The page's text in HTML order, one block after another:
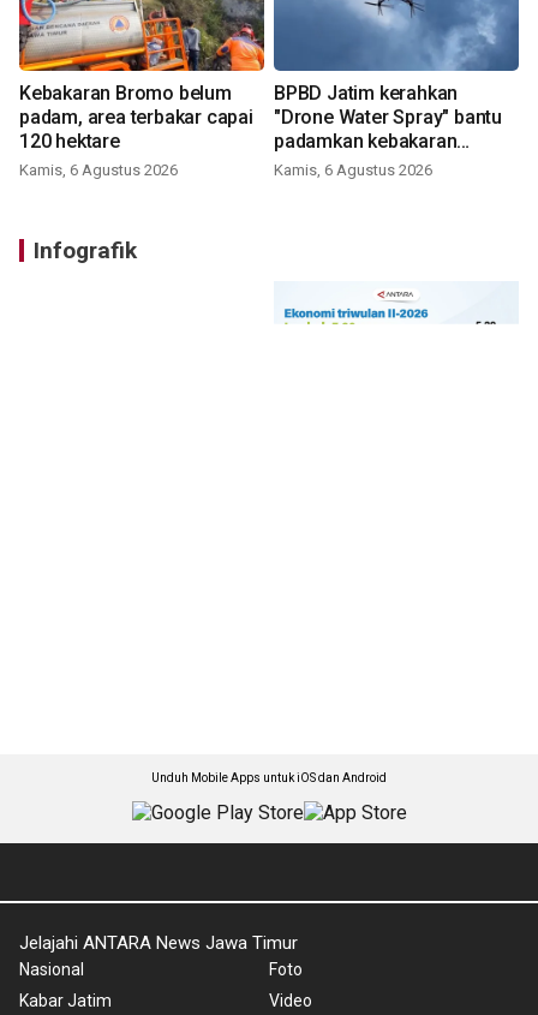
Kebakaran Bromo belum
padam, area terbakar capai
120 hektare
Kamis, 6 Agustus 2026
BPBD Jatim kerahkan
"Drone Water Spray" bantu
padamkan kebakaran
Bromo
Kamis, 6 Agustus 2026
Infografik
Unduh Mobile Apps untuk iOS dan Android
Jelajahi ANTARA News Jawa Timur
Nasional
Kabar Jatim
Foto
Video